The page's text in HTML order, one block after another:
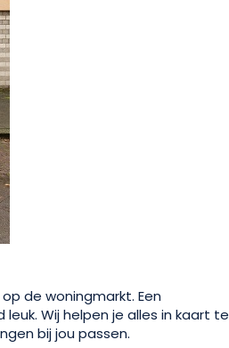
de woningmarkt. Een
Wij helpen je alles in kaart te
bij jou passen.